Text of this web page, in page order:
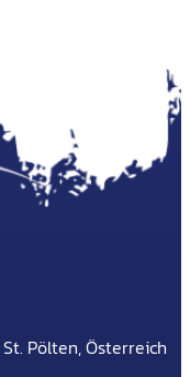
Pölten, Österreich